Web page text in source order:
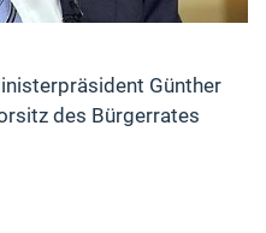
Günther
des Bürgerrates